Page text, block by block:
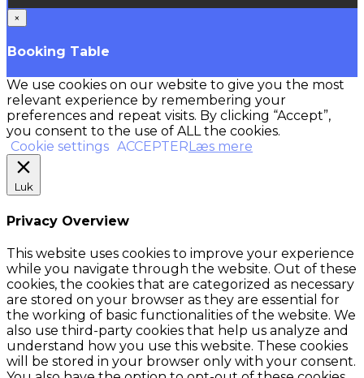
×
Booking Table
We use cookies on our website to give you the most
relevant experience by remembering your
preferences and repeat visits. By clicking “Accept”,
you consent to the use of ALL the cookies.
Cookie settings ACCEPTER Læs mere
Luk
Privacy Overview
This website uses cookies to improve your experience
while you navigate through the website. Out of these
cookies, the cookies that are categorized as necessary
are stored on your browser as they are essential for
the working of basic functionalities of the website. We
also use third-party cookies that help us analyze and
understand how you use this website. These cookies
will be stored in your browser only with your consent.